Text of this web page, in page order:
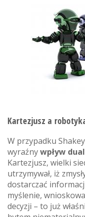
Kartezjusz a
W przypadku
wyraźnywpływ
Kartezjusz, wielki
utrzymywał, iż
dostarczać
myślenie,
decyzji – to już